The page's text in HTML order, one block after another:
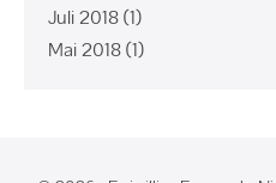
Juli 2018(1)
Mai 2018(1)